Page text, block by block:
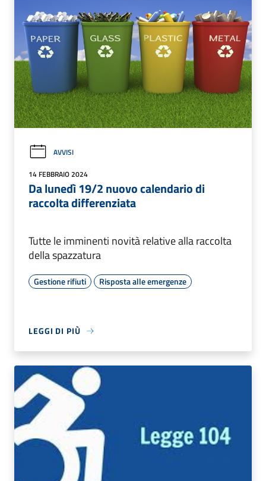
AVVISI
14 FEBBRAIO 2024
Da lunedì 19/2 nuovo calendario di
raccolta differenziata
Tutte le imminenti novità relative alla raccolta
della spazzatura
Gestione rifiuti Risposta alle emergenze
LEGGI DI PIÙ